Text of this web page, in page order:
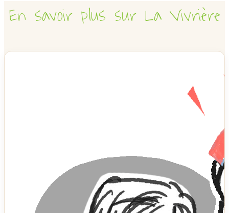
En savoir plus sur La Vivrière